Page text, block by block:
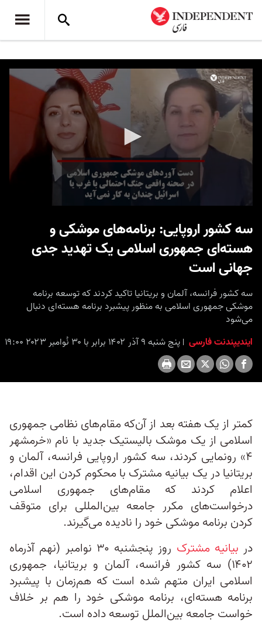
minutes,
سه کشور اروپایی: برنامه‌های موشکی و
هسته‌ای جمهوری اسلامی یک تهدید جدی
جهانی است
سه کشور فرانسه، آلمان و بریتانیا تاکید کردند که توسعه برنامه
موشکی جمهوری اسلامی به‌ منظور پیشبرد برنامه هسته‌‌ای دنبال
می‌شود
ایندیپندنت فارسی پنج شنبه ۹ آذر ۱۴۰۲ برابر با ۳۰ نُوامبر ۲۰۲۳ ۱۹:۰۰
کمتر از یک هفته بعد از آن‌که مقام‌های نظامی جمهوری
اسلامی از یک موشک بالیستیک جدید با نام «خرمشهر
۴» رونمایی کردند، سه کشور اروپایی فرانسه، آلمان و
بریتانیا در یک بیانیه مشترک با محکوم کردن این اقدام،
اعلام کردند که مقام‌های جمهوری اسلامی
درخواست‌های مکرر جامعه بین‌المللی برای متوقف
کردن برنامه موشکی‌ خود را نادیده می‌گیرند.
در بیانیه مشترک
روز پنجشنبه ۳۰ نوامبر (نهم آذرماه
۱۴۰۲) سه کشور فرانسه، آلمان و بریتانیا، جمهوری
اسلامی ایران متهم شده است که هم‌زمان با پیشبرد
برنامه هسته‌ای، برنامه موشکی‌ خود را هم بر خلاف
خواست جامعه بین‌الملل توسعه داده است.